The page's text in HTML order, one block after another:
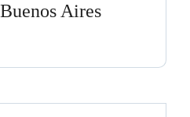
Aires